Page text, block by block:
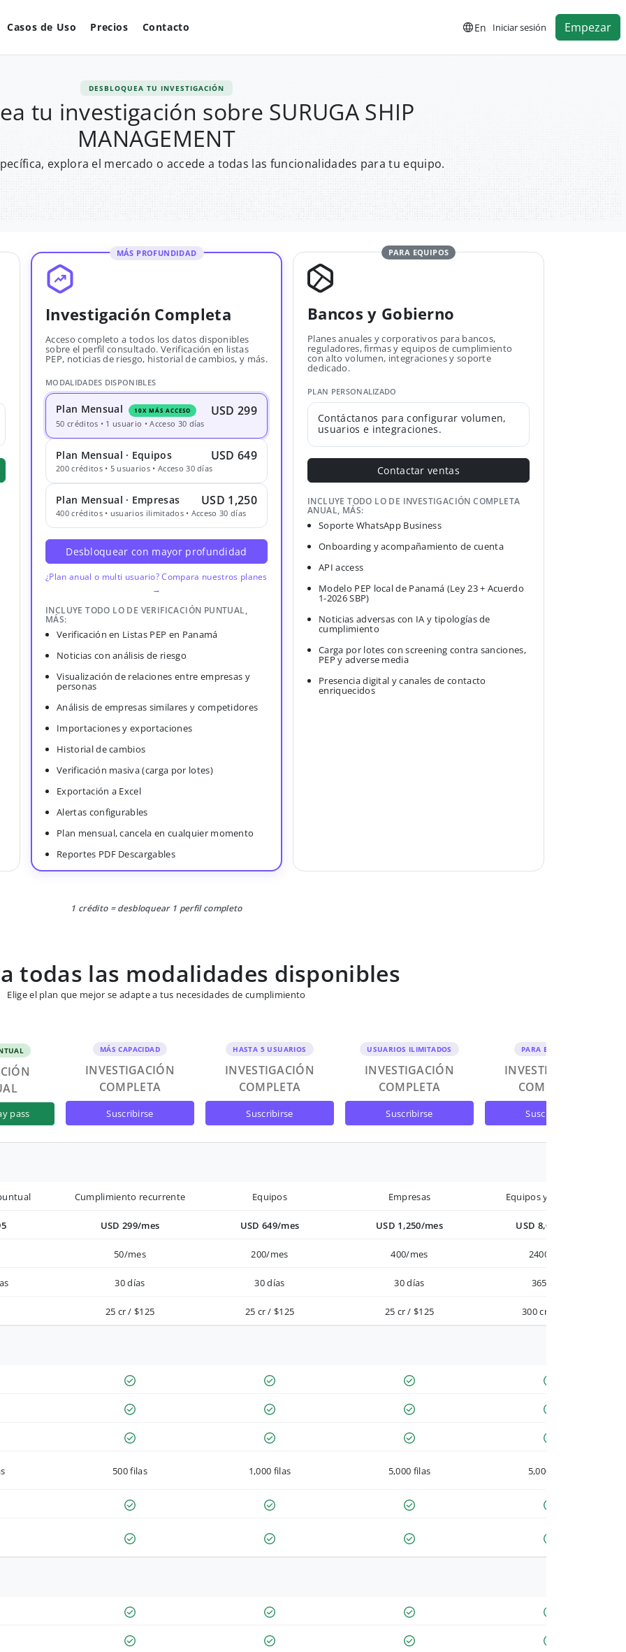
Casos de Uso Precios Contacto En Iniciar sesión Empezar
DESBLOQUEA TU INVESTIGACIÓN
tu investigación sobre SURUGA SHIP
MANAGEMENT
explora el mercado o accede a todas las funcionalidades para tu equipo.
MÁS PROFUNDIDAD
Investigación Completa
Acceso completo a todos los datos disponibles
sobre el perfil consultado. Verificación en listas
PEP, noticias de riesgo, historial de cambios, y más.
MODALIDADES DISPONIBLES
Plan Mensual 10X MÁS ACCESO USD 299
50 créditos • 1 usuario • Acceso 30 días
Plan Mensual · Equipos USD 649
200 créditos • 5 usuarios • Acceso 30 días
Plan Mensual · Empresas USD 1,250
400 créditos • usuarios ilimitados • Acceso 30 días
Desbloquear con mayor profundidad
¿Plan anual o multi usuario? Compara nuestros planes
→
INCLUYE TODO LO DE VERIFICACIÓN PUNTUAL,
MÁS:
Verificación en Listas PEP en Panamá
Noticias con análisis de riesgo
Visualización de relaciones entre empresas y
personas
Análisis de empresas similares y competidores
Importaciones y exportaciones
Historial de cambios
Verificación masiva (carga por lotes)
Exportación a Excel
Alertas configurables
Plan mensual, cancela en cualquier momento
Reportes PDF Descargables
PARA EQUIPOS
Bancos y Gobierno
Planes anuales y corporativos para bancos,
reguladores, firmas y equipos de cumplimiento
con alto volumen, integraciones y soporte
dedicado.
PLAN PERSONALIZADO
Contáctanos para configurar volumen,
usuarios e integraciones.
Contactar ventas
INCLUYE TODO LO DE INVESTIGACIÓN COMPLETA
ANUAL, MÁS:
Soporte WhatsApp Business
Onboarding y acompañamiento de cuenta
API access
Modelo PEP local de Panamá (Ley 23 + Acuerdo
1-2026 SBP)
Noticias adversas con IA y tipologías de
cumplimiento
Carga por lotes con screening contra sanciones,
PEP y adverse media
Presencia digital y canales de contacto
enriquecidos
1 crédito = desbloquear 1 perfil completo
todas las modalidades disponibles
Elige el plan que mejor se adapte a tus necesidades de cumplimiento
pass
MÁS CAPACIDAD
INVESTIGACIÓN
COMPLETA
suscribirse
HASTA 5 USUARIOS
INVESTIGACIÓN
COMPLETA
suscribirse
USUARIOS ILIMITADOS
INVESTIGACIÓN
COMPLETA
suscribirse
PARA EQUIPOS
INVESTIGACIÓN
COMPLETA
suscribirse
Cumplimiento recurrente Equipos Empresas Equipos y Empresas
USD 299/mes USD 649/mes USD 1,250/mes USD 8,000/año
50/mes 200/mes 400/mes 2400/año
30 días 30 días 30 días 365 días
25 cr / $125 25 cr / $125 25 cr / $125 300 cr / $900
500 filas 1,000 filas 5,000 filas 5,000 filas